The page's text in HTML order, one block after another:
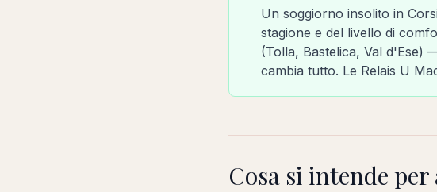
Un soggiorno insolito in
stagione e del livello di
(Tolla, Bastelica, Val d'Ese)
cambia tutto. Le Relais U
Cosa si intende